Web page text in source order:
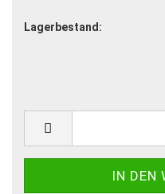
Lagerbestand: